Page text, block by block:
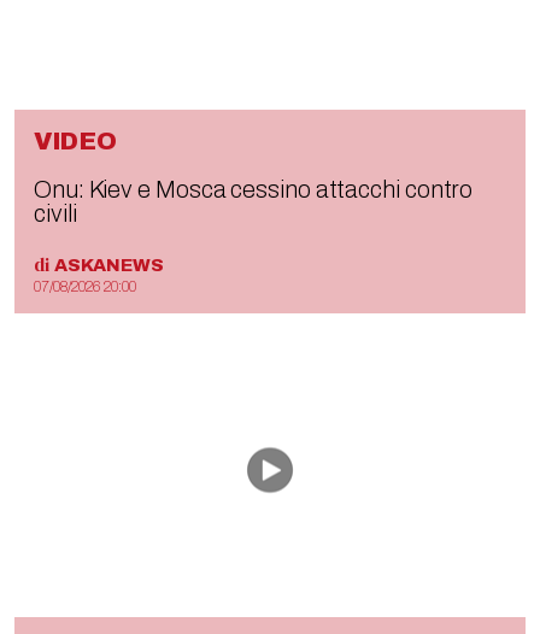
VIDEO
Onu: Kiev e Mosca cessino attacchi contro
civili
di ASKANEWS
07/08/2026 20:00